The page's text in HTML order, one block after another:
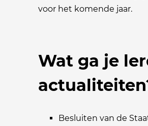
voor het komende jaar.
Wat ga je
Besluiten van de